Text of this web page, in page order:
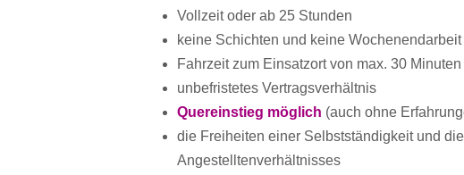
Vollzeit oder ab 25 Stunden
keine Schichten und keine Wochenendarbeit
Fahrzeit zum Einsatzort von max. 30
unbefristetes Vertragsverhältnis
Quereinstieg möglich (auch ohne
die Freiheiten einer Selbstständigkeit und
Angestelltenverhältnisses